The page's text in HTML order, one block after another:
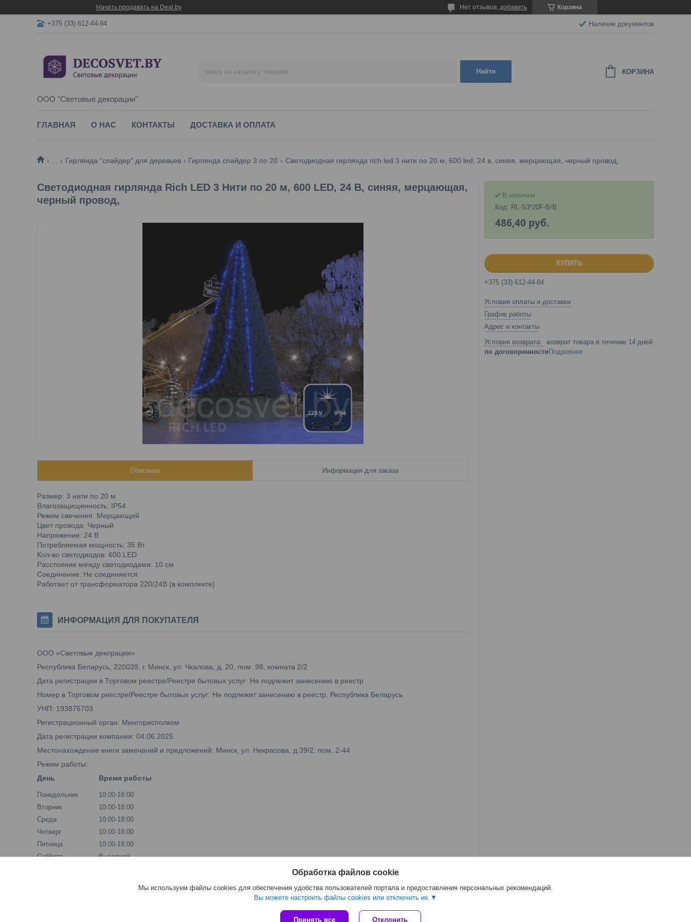
Начать продавать на Deal.by Корзина
Нет отзывов, добавить
+375 (33) 612-44-84 Наличие документов
ООО "Световые декорации"
Найти КОРЗИНА
ГЛАВНАЯ О НАС КОНТАКТЫ ДОСТАВКА И ОПЛАТА
Гирлянда "спайдер" для деревьев Гирлянда спайдер 3 по 20 Светодиодная гирлянда rich led 3 нити по 20 м, 600 led, 24 в, синяя, мерцающая, черный провод,
Светодиодная гирлянда Rich LED 3 Нити по 20 м, 600 LED, 24 В, синяя, мерцающая,
черный провод,
Описание Информация для заказа
Размер: 3 нити по 20 м
Влагозащищенность: IP54
Режим свечения: Мерцающий
Цвет провода: Черный
Напряжение: 24 В
Потребляемая мощность: 35 Вт
Кол-во светодиодов: 600 LED
Расстояние между светодиодами: 10 см
Соединение: Не соединяется
Работает от трансформатора 220/24В (в комплекте)
ИНФОРМАЦИЯ ДЛЯ ПОКУПАТЕЛЯ
ООО «Световые декорации»
Республика Беларусь, 220039, г. Минск, ул. Чкалова, д. 20, пом. 98, комната 2/2
Дата регистрации в Торговом реестре/Реестре бытовых услуг: Не подлежит занесению в реестр
Номер в Торговом реестре/Реестре бытовых услуг: Не подлежит занесению в реестр, Республика Беларусь
УНП: 193876703
Регистрационный орган: Мингорисполком
Дата регистрации компании: 04.06.2025
Местонахождение книги замечаний и предложений: Минск, ул. Некрасова, д.39/2, пом. 2-44
Режим работы:
День
Время работы
Понедельник
10:00-18:00
Вторник
10:00-18:00
Среда
10:00-18:00
Четверг
10:00-18:00
Пятница
10:00-18:00
Суббота
Выходной
В наличии
Код: RL-S3*20F-B/B
486,40 руб.
КУПИТЬ
+375 (33) 612-44-84
Условия оплаты и доставки
График работы
Адрес и контакты
возврат товара в течение 14 дней
по договоренности Подробнее
Сайт создан на платформе Deal.by
Обработка файлов cookie
Мы используем файлы cookies для обеспечения удобства пользователей портала и предоставления персональных рекомендаций.
Вы можете настроить файлы cookies или отключить их.
Принять все Отклонить